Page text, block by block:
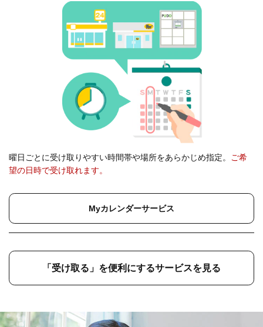
曜日ごとに受け取りやすい時間帯や場所をあらかじめ指定。
ご希
望の日時で受け取れます。
Myカレンダーサービス
「受け取る」を便利にするサービスを見る